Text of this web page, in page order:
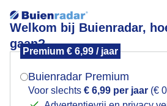
Welkom bij Buienradar,
gaan?
Premium € 6,99 / jaar
Buienradar Premium
Voor slechts € 6,99 per jaar (€
AVONDZON EN BEWOLKING
Mogen we je locatie